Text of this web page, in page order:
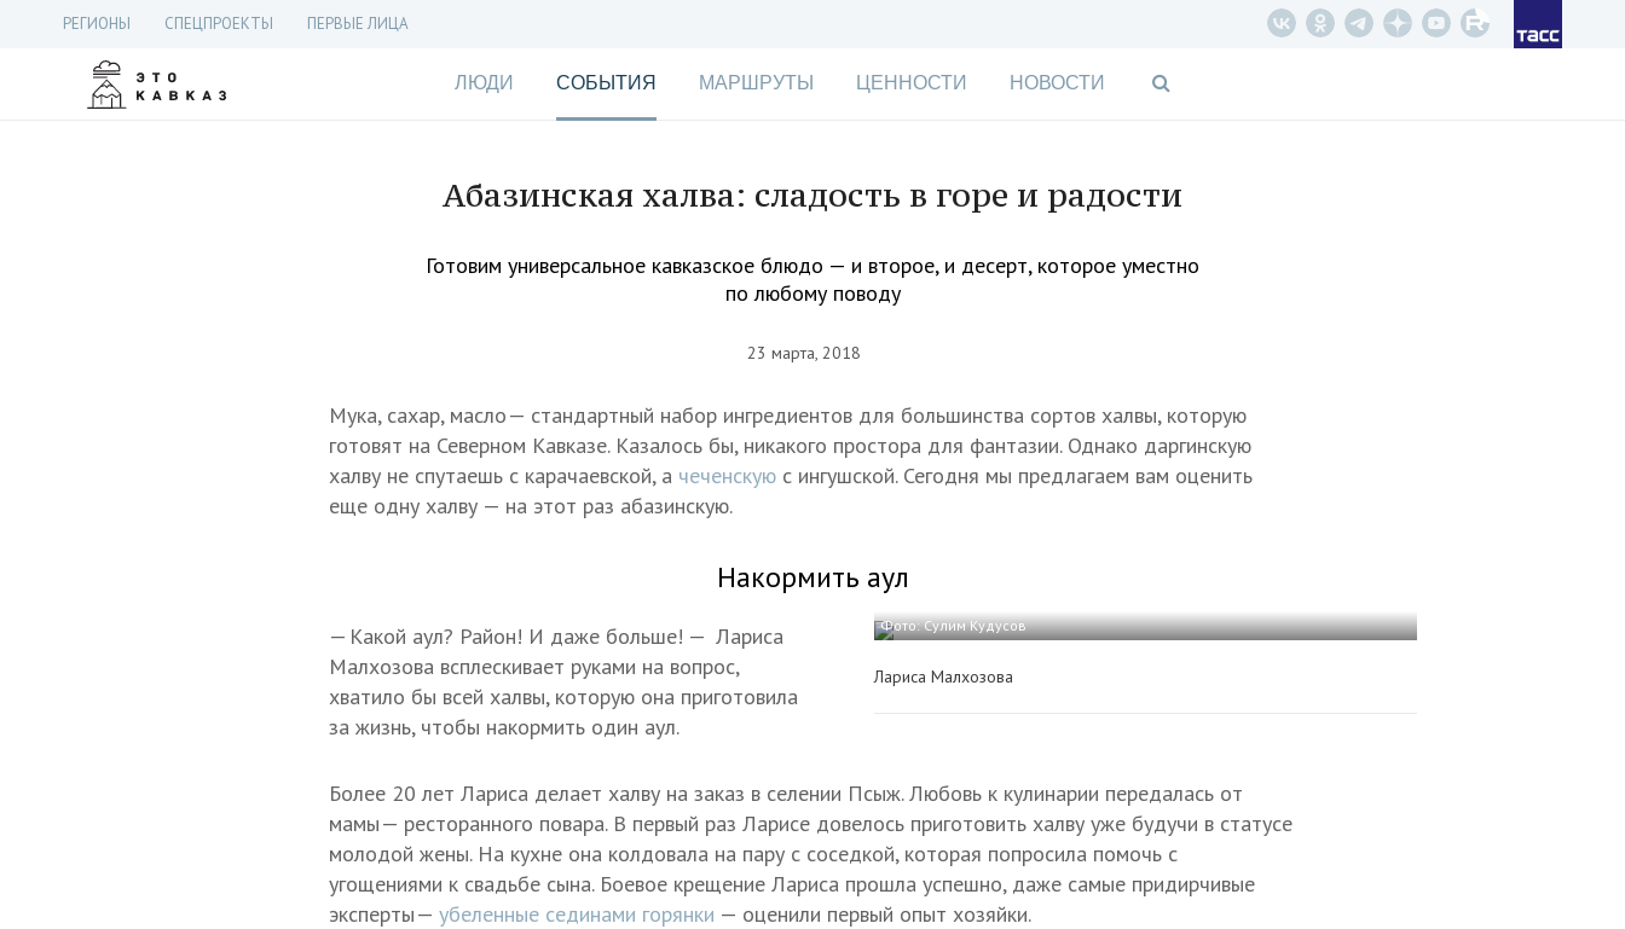
РЕГИОНЫ СПЕЦПРОЕКТЫ ПЕРВЫЕ ЛИЦА
ЛЮДИ СОБЫТИЯ МАРШРУТЫ ЦЕННОСТИ НОВОСТИ
Абазинская халва: сладость в горе и радости
Готовим универсальное кавказское блюдо — и второе, и десерт, которое уместно
по любому поводу
23 марта, 2018
Мука, сахар, масло — стандартный набор ингредиентов для большинства сортов халвы, которую
готовят на Северном Кавказе. Казалось бы, никакого простора для фантазии. Однако даргинскую
халву не спутаешь с карачаевской, а чеченскую с ингушской. Сегодня мы предлагаем вам оценить
еще одну халву — на этот раз абазинскую.
Накормить аул
Фото: Сулим Кудусов
Лариса Малхозова
— Какой аул? Район! И даже больше! — Лариса
Малхозова всплескивает руками на вопрос,
хватило бы всей халвы, которую она приготовила
за жизнь, чтобы накормить один аул.
Более 20 лет Лариса делает халву на заказ в селении Псыж. Любовь к кулинарии передалась от
мамы — ресторанного повара. В первый раз Ларисе довелось приготовить халву уже будучи в статусе
молодой жены. На кухне она колдовала на пару с соседкой, которая попросила помочь с
угощениями к свадьбе сына. Боевое крещение Лариса прошла успешно, даже самые придирчивые
эксперты — убеленные сединами горянки — оценили первый опыт хозяйки.